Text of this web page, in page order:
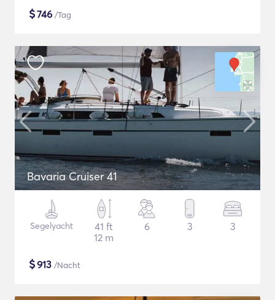
$746 /Tag
Bavaria Cruiser 41
Segelyacht
41 ft
12 m
6 3 3
$913 /Nacht